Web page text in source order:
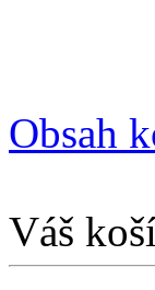
Obsah
Váš